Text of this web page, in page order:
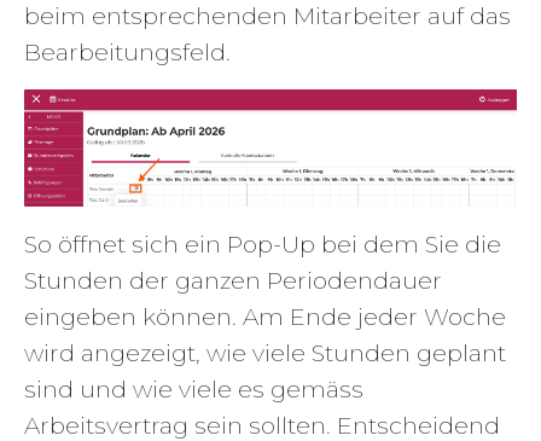
beim entsprechenden Mitarbeiter auf das
Bearbeitungsfeld.
So öffnet sich ein Pop-Up bei dem Sie die
Stunden der ganzen Periodendauer
eingeben können. Am Ende jeder Woche
wird angezeigt, wie viele Stunden geplant
sind und wie viele es gemäss
Arbeitsvertrag sein sollten. Entscheidend